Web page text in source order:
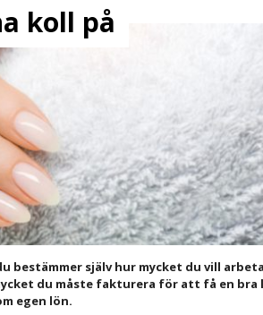
koll på
bestämmer själv hur mycket du vill
du måste fakturera för att få en bra
egen lön.